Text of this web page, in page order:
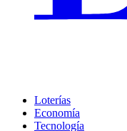
Loterías
Economía
Tecnología